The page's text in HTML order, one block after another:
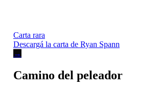
Carta rara
Descargá la carta de Ryan Spann
→
Camino del peleador